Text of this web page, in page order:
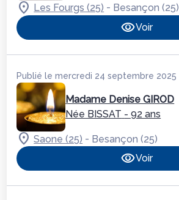
Les Fourgs (25) - Besançon (25)
Voir
Publié le mercredi 24 septembre 2025
Madame Denise GIROD
Née BISSAT - 92 ans
Saone (25) - Besançon (25)
Voir